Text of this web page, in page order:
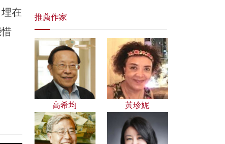
在
推薦作家
高希均 黃珍妮